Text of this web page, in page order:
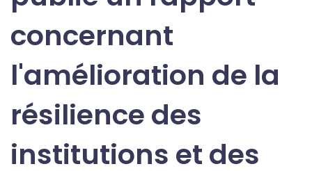
concernant
l'amélioration de la
résilience des
institutions et des